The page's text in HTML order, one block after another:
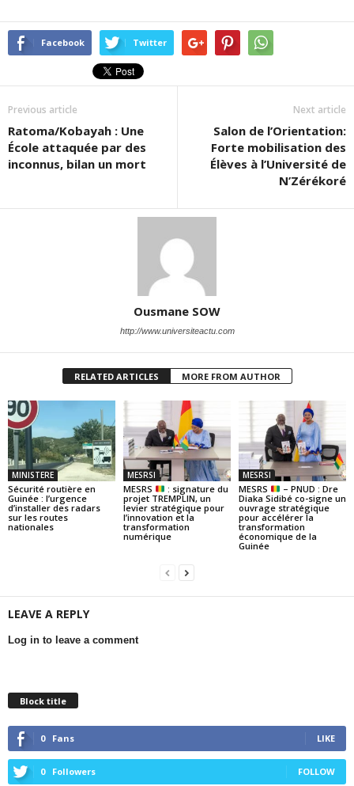
Facebook Twitter
Previous article
Ratoma/Kobayah : Une
École attaquée par des
inconnus, bilan un mort
Next article
Salon de l’Orientation:
Forte mobilisation des
Élèves à l’Université de
N’Zérékoré
Ousmane SOW
http://www.universiteactu.com
RELATED ARTICLES MORE FROM AUTHOR
MINISTERE
Sécurité routière en
Guinée : l’urgence
d’installer des radars
sur les routes
nationales
MESRSI
MESRS
: signature du
projet TREMPLIN, un
levier stratégique pour
l’innovation et la
transformation
numérique
MESRSI
MESRS
– PNUD : Dre
Diaka Sidibé co-signe un
ouvrage stratégique
pour accélérer la
transformation
économique de la
Guinée
LEAVE A REPLY
Log in to leave a comment
Block title
0 Fans LIKE
0 Followers FOLLOW